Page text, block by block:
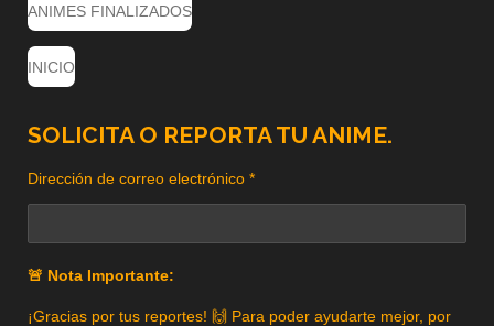
ANIMES FINALIZADOS
INICIO
SOLICITA O REPORTA TU ANIME.
Dirección de correo electrónico *
🚨 Nota Importante:
¡Gracias por tus reportes! 🙌 Para poder ayudarte mejor, por